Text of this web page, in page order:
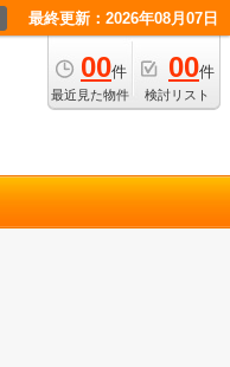
最終更新：2026年08月07日
00件
最近見た物件
00件
検討リスト